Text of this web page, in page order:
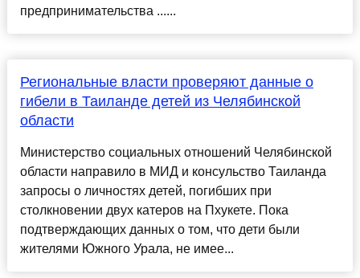
предпринимательства ......
Региональные власти проверяют данные о
гибели в Таиланде детей из Челябинской
области
Министерство социальных отношений Челябинской
области направило в МИД и консульство Таиланда
запросы о личностях детей, погибших при
столкновении двух катеров на Пхукете. Пока
подтверждающих данных о том, что дети были
жителями Южного Урала, не имее...